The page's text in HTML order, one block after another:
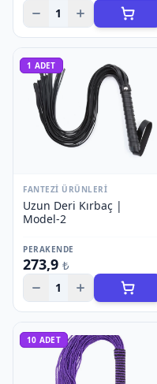
1
1 ADET
FANTEZI ÜRÜNLERI
Uzun Deri Kırbaç |
Model-2
PERAKENDE
273,9 ₺
1
10 ADET